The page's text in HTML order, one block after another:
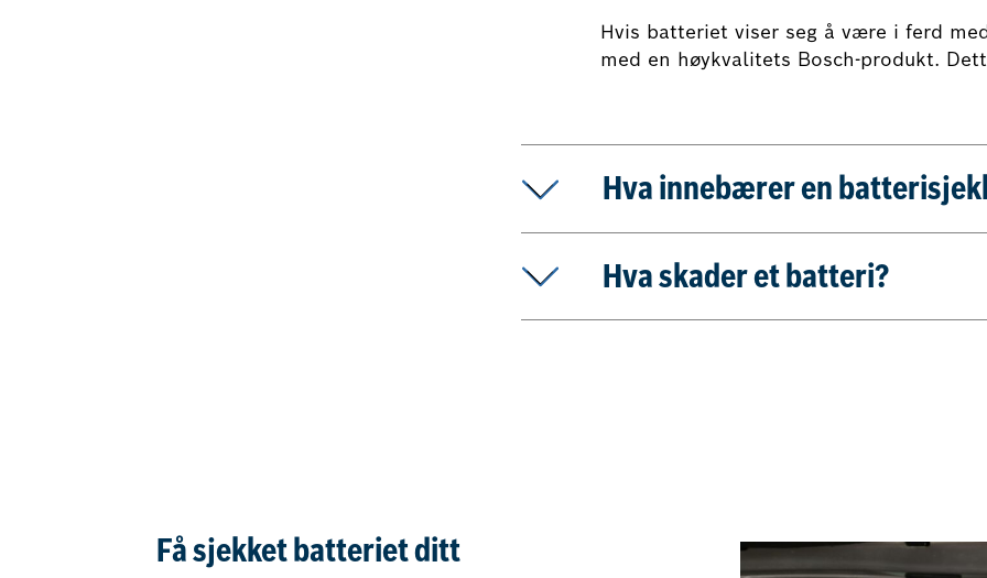
Hvis batteriet viser seg å være i ferd
med en høykvalitets Bosch-produkt.
Hva innebærer en
Hva skader et batteri?
Få sjekket batteriet ditt